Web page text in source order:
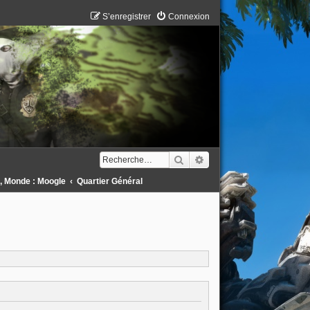
Connexion
S’enregistrer
Rechercher
Monde : Moogle Quartier Général